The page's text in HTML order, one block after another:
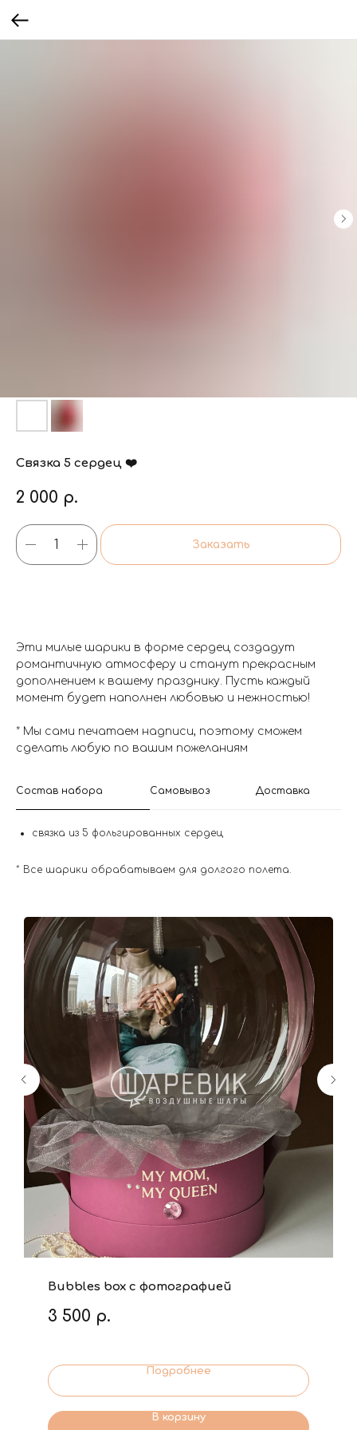
Связка 5 сердец ❤️
2 000 р.
Заказать
Эти милые шарики в форме сердец создадут
романтичную атмосферу и станут прекрасным
дополнением к вашему празднику. Пусть каждый
момент будет наполнен любовью и нежностью!
* Мы сами печатаем надписи, поэтому сможем
сделать любую по вашим пожеланиям
Состав набора Самовывоз Доставка
связка из 5 фольгированных сердец
* Все шарики обрабатываем для долгого полета.
Bubbles box с фотографией
3 500 р.
Подробнее
В корзину